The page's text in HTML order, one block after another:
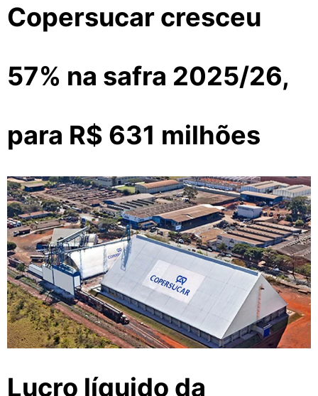
Copersucar cresceu
57% na safra 2025/26,
para R$ 631 milhões
Lucro líquido da